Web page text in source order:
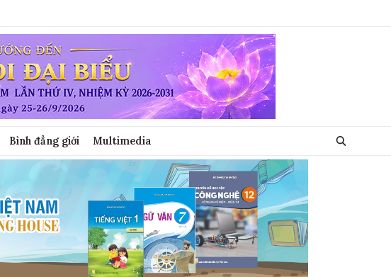
Bình đẳng giới Multimedia